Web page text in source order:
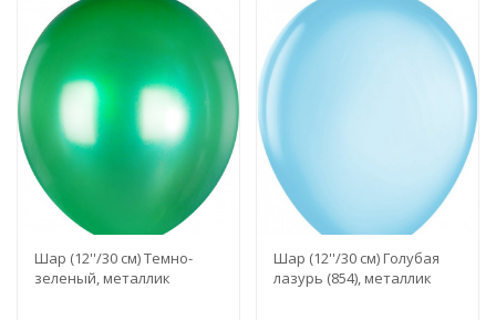
Шар (12''/30 см) Темно-
зеленый, металлик
Шар (12''/30 см) Голубая
лазурь (854), металлик